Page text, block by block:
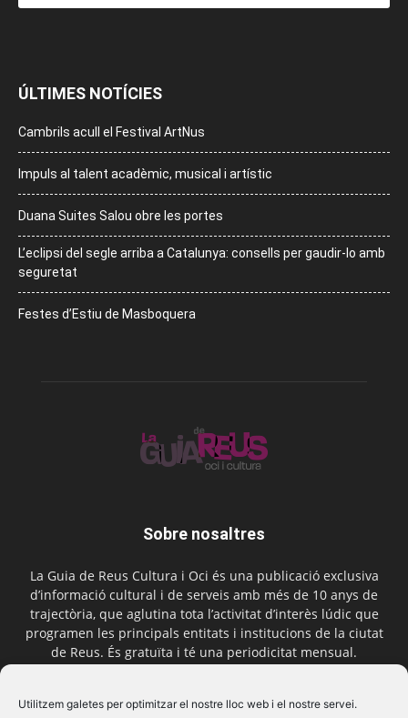
Utilitzem galetes per optimitzar el nostre lloc web i el nostre servei.
ÚLTIMES NOTÍCIES
Cambrils acull el Festival ArtNus
Impuls al talent acadèmic, musical i artístic
Duana Suites Salou obre les portes
L’eclipsi del segle arriba a Catalunya: consells per gaudir-lo amb
seguretat
Festes d’Estiu de Masboquera
Sobre nosaltres
La Guia de Reus Cultura i Oci és una publicació exclusiva
d’informació cultural i de serveis amb més de 10 anys de
trajectòria, que aglutina tota l’activitat d’interès lúdic que
programen les principals entitats i institucions de la ciutat
de Reus. És gratuïta i té una periodicitat mensual.